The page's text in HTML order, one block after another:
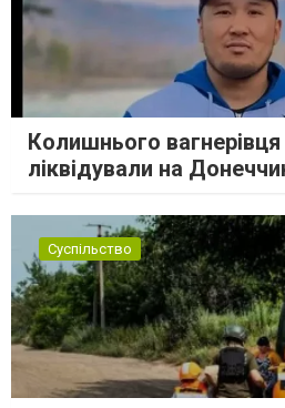
Колишнього вагнерівця
ліквідували на
Суспільство